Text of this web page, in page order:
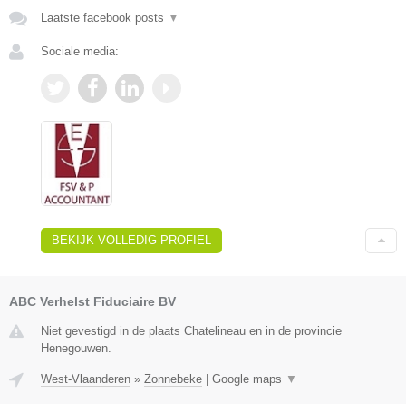
Laatste facebook posts ▼
Sociale media:
BEKIJK VOLLEDIG PROFIEL
ABC Verhelst Fiduciaire BV
Niet gevestigd in de plaats Chatelineau en in de provincie
Henegouwen.
West-Vlaanderen » Zonnebeke Google maps ▼